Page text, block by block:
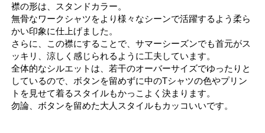
襟の形は、スタンドカラー。
無骨なワークシャツをより様々なシーンで活躍するよう柔ら
かい印象に仕上げました。
さらに、この襟にすることで、サマーシーズンでも首元がス
ッキリ、涼しく感じられるように工夫しています。
全体的なシルエットは、若干のオーバーサイズでゆったりと
しているので、ボタンを留めずに中のTシャツの色やプリン
トを見せて着るスタイルもかっこよく決まります。
勿論、ボタンを留めた大人スタイルもカッコいいです。